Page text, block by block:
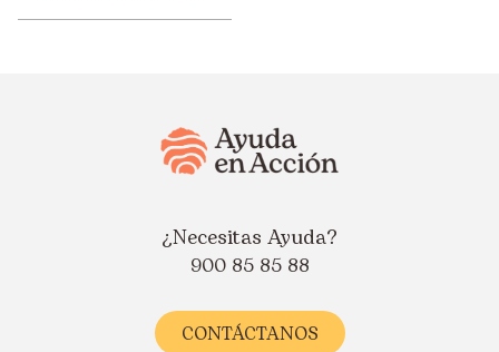
¿Necesitas Ayuda?
900 85 85 88
CONTÁCTANOS